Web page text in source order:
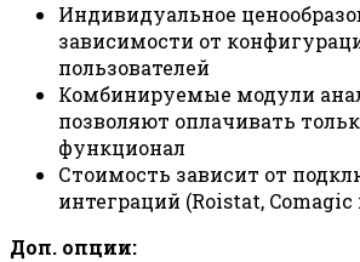
Индивидуальное
зависимости от
пользователей
Комбинируемые модули
позволяют оплачивать
функционал
Стоимость зависит от
интеграций (Roistat, Comagic
Доп. опции: